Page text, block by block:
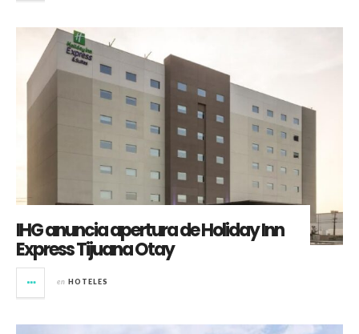
IHG anuncia apertura de Holiday Inn
Express Tijuana Otay
en HOTELES